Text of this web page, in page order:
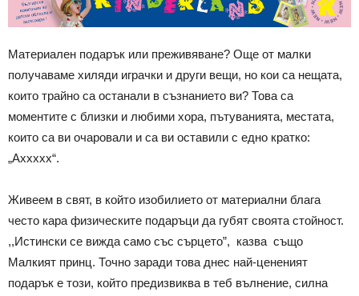
Материален подарък или преживяване? Още от малки
получаваме хиляди играчки и други вещи, но кои са нещата,
които трайно са останали в съзнанието ви? Това са
моментите с близки и любими хора, пътуванията, местата,
които са ви очаровали и са ви оставили с едно кратко:
„Аххххх“.
Живеем в свят, в който изобилието от материални блага
често кара физическите подаръци да губят своята стойност.
,,Истински се вижда само със сърцето”, казва също
Малкият принц. Точно заради това днес най-цененият
подарък е този, който предизвиква в теб вълнение, силна